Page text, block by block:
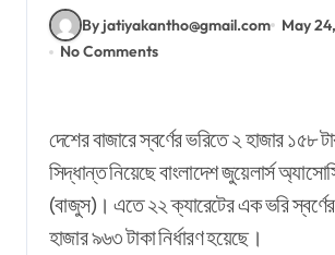
By jatiyakantho@gmail.com
May
No Comments
দেশের বাজারে স্বর্ণের ভরিতে ২ হাজার ১৫৮ টাকা কমানোর
সিদ্ধান্ত নিয়েছে বাংলাদেশ জুয়েলার্স
(বাজুস)। এতে ২২ ক্যারেটের এক ভরি
হাজার ৯৬৩ টাকা নির্ধারণ হয়েছে।